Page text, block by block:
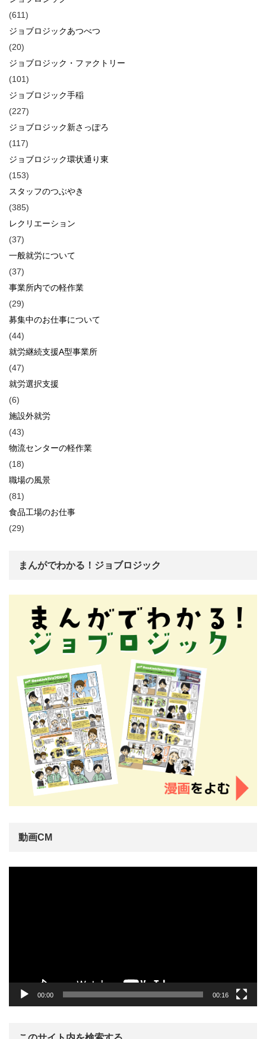
(611)
ジョブロジックあつべつ
(20)
ジョブロジック・ファクトリー
(101)
ジョブロジック手稲
(227)
ジョブロジック新さっぽろ
(117)
ジョブロジック環状通り東
(153)
スタッフのつぶやき
(385)
レクリエーション
(37)
一般就労について
(37)
事業所内での軽作業
(29)
募集中のお仕事について
(44)
就労継続支援A型事業所
(47)
就労選択支援
(6)
施設外就労
(43)
物流センターの軽作業
(18)
職場の風景
(81)
食品工場のお仕事
(29)
まんがでわかる！ジョブロジック
動画CM
00:00 00:16